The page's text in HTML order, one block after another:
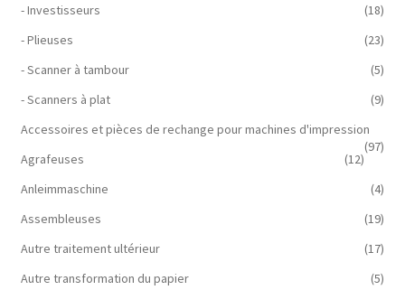
- Investisseurs
(18)
- Plieuses
(23)
- Scanner à tambour
(5)
- Scanners à plat
(9)
Accessoires et pièces de rechange pour machines d'impression
(97)
Agrafeuses
(12)
Anleimmaschine
(4)
Assembleuses
(19)
Autre traitement ultérieur
(17)
Autre transformation du papier
(5)